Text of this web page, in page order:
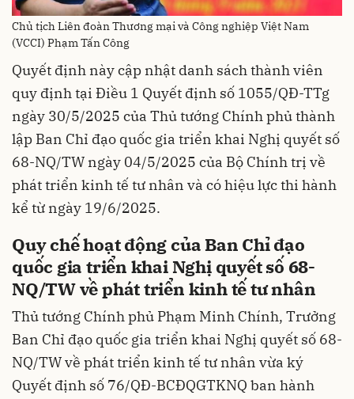
Chủ tịch Liên đoàn Thương mại và Công nghiệp Việt Nam
(VCCI) Phạm Tấn Công
Quyết định này cập nhật danh sách thành viên
quy định tại Điều 1 Quyết định số 1055/QĐ-TTg
ngày 30/5/2025 của Thủ tướng Chính phủ thành
lập Ban Chỉ đạo quốc gia triển khai Nghị quyết số
68-NQ/TW ngày 04/5/2025 của Bộ Chính trị về
phát triển kinh tế tư nhân và có hiệu lực thi hành
kể từ ngày 19/6/2025.
Quy chế hoạt động của Ban Chỉ đạo
quốc gia triển khai Nghị quyết số 68-
NQ/TW về phát triển kinh tế tư nhân
Thủ tướng Chính phủ Phạm Minh Chính, Trưởng
Ban Chỉ đạo quốc gia triển khai Nghị quyết số 68-
NQ/TW về phát triển kinh tế tư nhân vừa ký
Quyết định số 76/QĐ-BCĐQGTKNQ ban hành